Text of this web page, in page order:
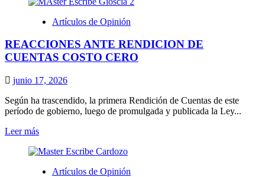
Y
REAL
ACADEMIA
Artículos de Opinión
REACCIONES ANTE RENDICION DE
CUENTAS COSTO CERO
junio 17, 2026
Según ha trascendido, la primera Rendición de Cuentas de este
período de gobierno, luego de promulgada y publicada la Ley...
Leer másLeer
sobre
ANTEArtículos de Opinión